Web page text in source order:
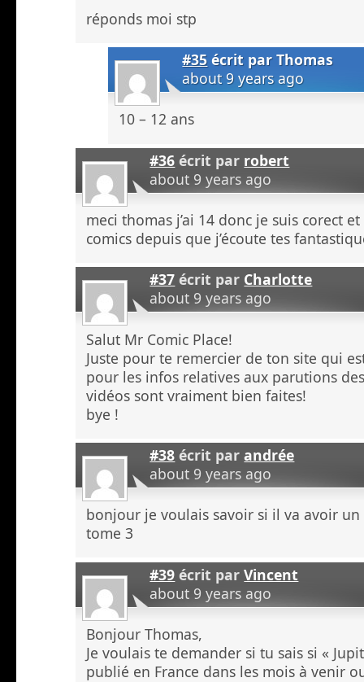
réponds moi stp
#35 écrit parThomas
about 9 years ago
10 – 12 ans
#36 écrit par robert
about 9 years ago
meci thomas j’ai 14 donc je suis corect
comics depuis que j’écoute tes
#37 écrit par Charlotte
about 9 years ago
Salut Mr Comic Place!
Juste pour te remercier de ton site qui
pour les infos relatives aux parutions
vidéos sont vraiment bien faites!
bye !
#38 écrit parandrée
about 9 years ago
bonjour je voulais savoir si il va avoir
tome 3
#39 écrit parVincent
about 9 years ago
Bonjour Thomas,
Je voulais te demander si tu sais si «
publié en France dans les mois à venir